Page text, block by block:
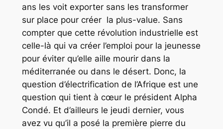
ans les voit exporter sans les transformer
sur place pour créer la plus-value. Sans
compter que cette révolution industrielle est
celle-là qui va créer l’emploi pour la jeunesse
pour éviter qu’elle aille mourir dans la
méditerranée ou dans le désert. Donc, la
question d’électrification de l’Afrique est une
question qui tient à cœur le président Alpha
Condé. Et d’ailleurs le jeudi dernier, vous
avez vu qu’il a posé la première pierre du